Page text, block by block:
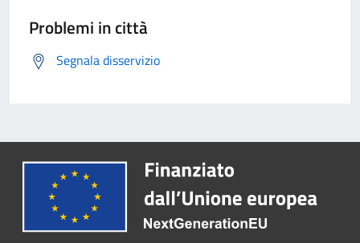
Problemi in città
Segnala disservizio